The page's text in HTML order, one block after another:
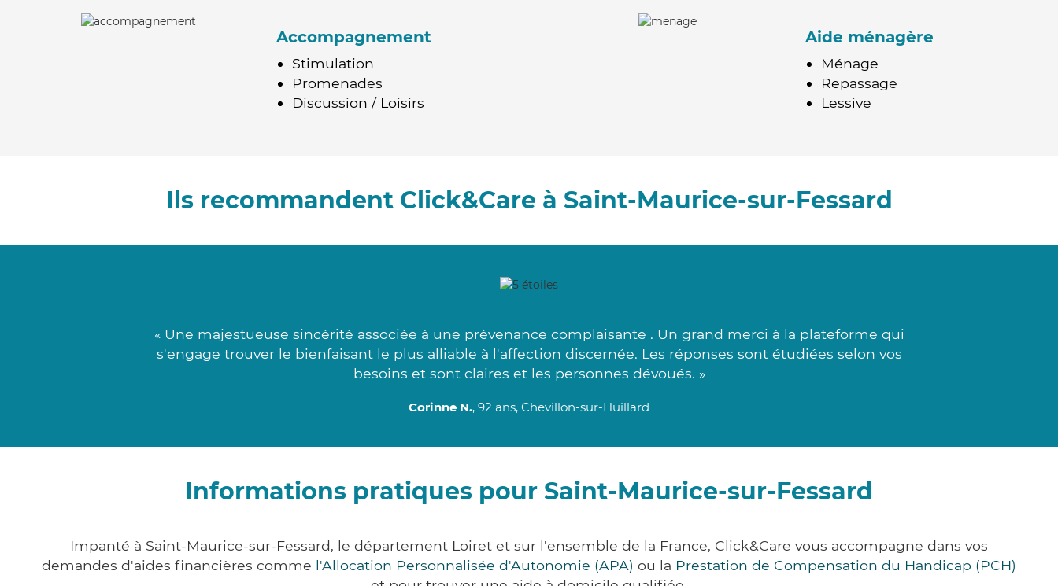
Accompagnement
Stimulation
Promenades
Discussion / Loisirs
Aide ménagère
Ménage
Repassage
Lessive
Ils recommandent Click&Care à Saint-Maurice-sur-Fessard
« Une majestueuse sincérité associée à une prévenance complaisante . Un grand merci à la plateforme qui
s'engage trouver le bienfaisant le plus alliable à l'affection discernée. Les réponses sont étudiées selon vos
besoins et sont claires et les personnes dévoués. »
Corinne N., 92 ans, Chevillon-sur-Huillard
Informations pratiques pour Saint-Maurice-sur-Fessard
Impanté à Saint-Maurice-sur-Fessard, le département Loiret et sur l'ensemble de la France, Click&Care vous accompagne dans vos
demandes d'aides financières comme l'Allocation Personnalisée d'Autonomie (APA) ou la Prestation de Compensation du Handicap (PCH)